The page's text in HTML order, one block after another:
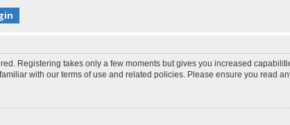
Registering takes only a few moments but gives you increased
with our terms of use and related policies. Please ensure you read